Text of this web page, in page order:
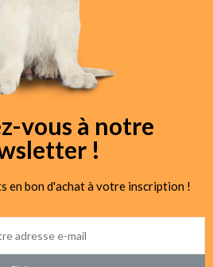
vous à notre
!
en bon d'achat à votre inscription !